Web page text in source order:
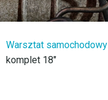
Warsztat samochodowy
komplet 18″